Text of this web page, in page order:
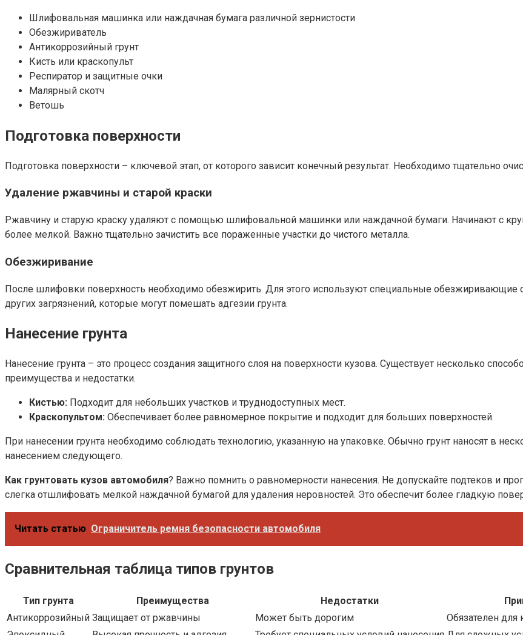
Шлифовальная машинка или наждачная бумага различной зернистости
Обезжириватель
Антикоррозийный грунт
Кисть или краскопульт
Респиратор и защитные очки
Малярный скотч
Ветошь
Подготовка поверхности
Подготовка поверхности – ключевой этап, от которого зависит конечный результат. Необходимо тщательно
Удаление ржавчины и старой краски
Ржавчину и старую краску удаляют с помощью шлифовальной машинки или наждачной бумаги. Начинают с
более мелкой. Важно тщательно зачистить все пораженные участки до чистого металла.
Обезжиривание
После шлифовки поверхность необходимо обезжирить. Для этого используют специальные обезжиривающие
других загрязнений, которые могут помешать адгезии грунта.
Нанесение грунта
Нанесение грунта – это процесс создания защитного слоя на поверхности кузова. Существует несколько
преимущества и недостатки.
Кистью: Подходит для небольших участков и труднодоступных мест.
Краскопультом: Обеспечивает более равномерное покрытие и подходит для больших поверхностей.
При нанесении грунта необходимо соблюдать технологию, указанную на упаковке. Обычно грунт наносят в
нанесением следующего.
Как грунтовать кузов автомобиля? Важно помнить о равномерности нанесения. Не допускайте подтеков и
слегка отшлифовать мелкой наждачной бумагой для удаления неровностей. Это обеспечит более гладкую
Читать статью Ограничитель ремня безопасности автомобиля
Сравнительная таблица типов грунтов
Тип грунта Преимущества Недостатки
Антикоррозийный Защищает от ржавчины Может быть дорогим
Обязателен для